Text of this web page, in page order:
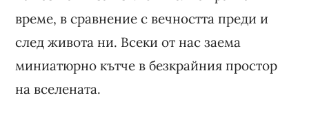
време, в сравнение с вечността преди и
след живота ни. Всеки от нас заема
миниатюрно кътче в безкрайния простор
на вселената.